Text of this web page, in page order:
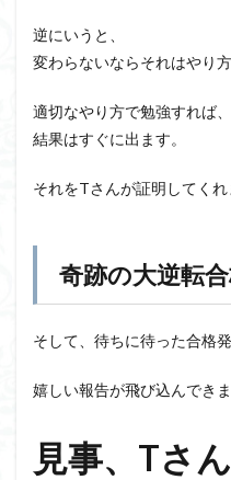
逆にいうと、
変わらないならそれはやり
適切なやり方で勉強すれば、
結果はすぐに出ます。
それをTさんが証明してくれ
奇跡の大逆転
そして、待ちに待った合格発
嬉しい報告が飛び込んできま
見事、Tさ